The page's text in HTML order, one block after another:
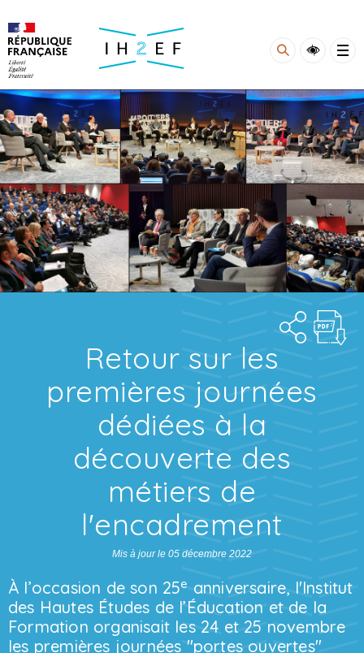
Retour sur les
premières journées
dédiées à la
découverte des
métiers de
l'encadrement
Mis à jour le 05 décembre 2022
À l’occasion de son 25e anniversaire, l'Institut
des Hautes Études de l’Éducation et de la
Formation organisait les 24 et 25 novembre
les premières journées "portes ouvertes"